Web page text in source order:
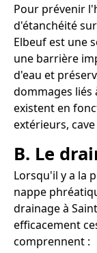
Pour prévenir
d'étanchéité
Elbeuf est une
une barrière
d'eau et
dommages liés
existent en
extérieurs,
B. Le
Lorsqu'il y a la
nappe
drainage à
efficacement
comprennent :